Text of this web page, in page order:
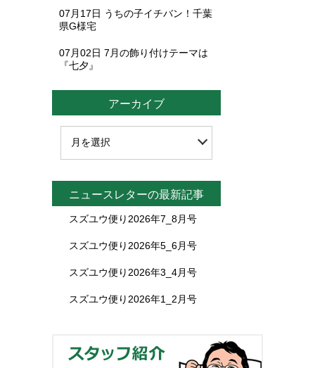
07月17日 うちの子イチバン！千葉
県G様宅
07月02日 7月の飾り付けテーマは
『七夕』
アーカイブ
ニュースレターの最新記事
スズユウ便り2026年7_8月号
スズユウ便り2026年5_6月号
スズユウ便り2026年3_4月号
スズユウ便り2026年1_2月号